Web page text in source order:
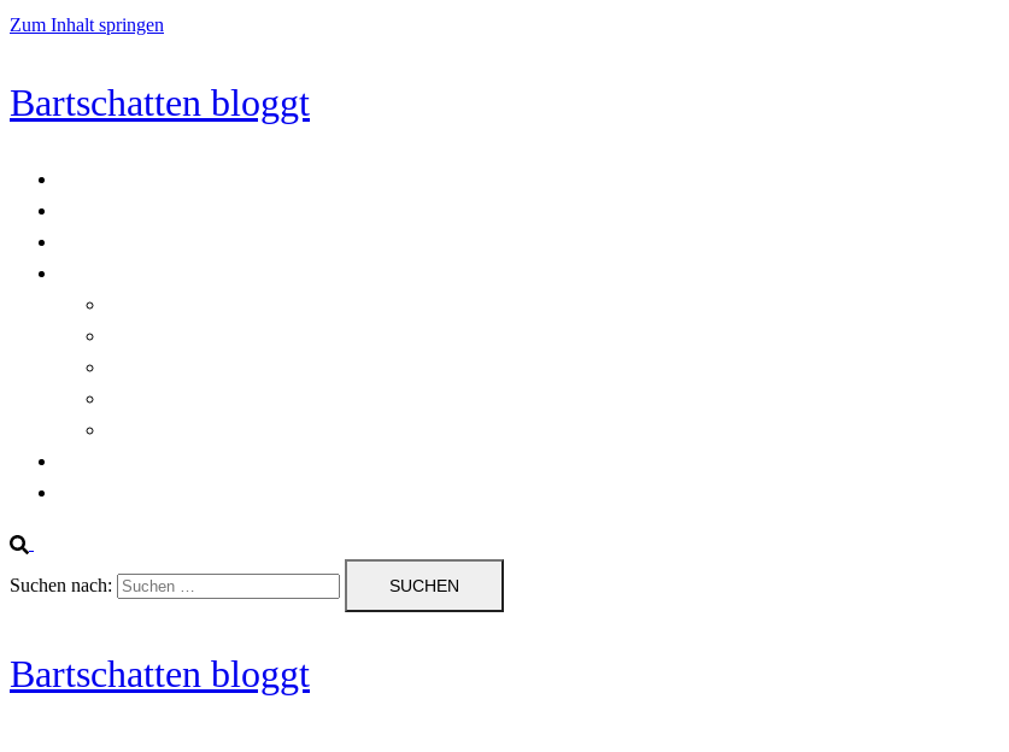
Zum Inhalt springen
Bartschatten bloggt
Suchen nach:
Bartschatten bloggt